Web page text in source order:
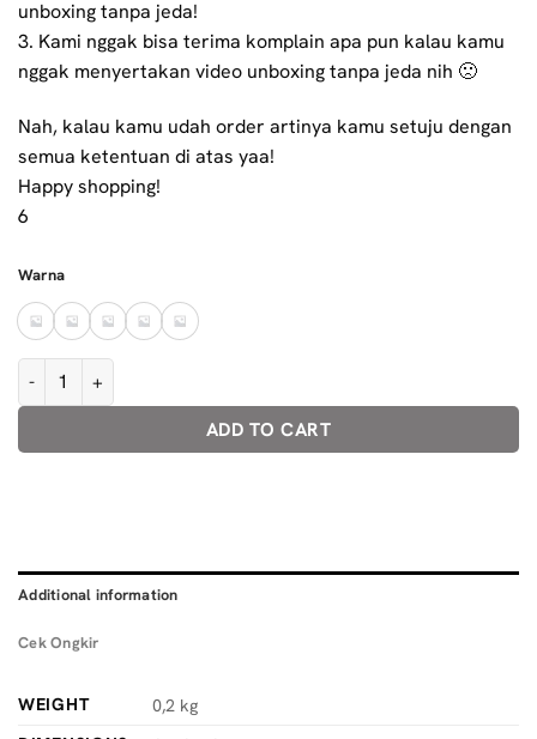
unboxing tanpa jeda!
3. Kami nggak bisa terima komplain apa pun kalau kamu
nggak menyertakan video unboxing tanpa jeda nih 🙁
Nah, kalau kamu udah order artinya kamu setuju dengan
semua ketentuan di atas yaa!
Happy shopping!
6
Warna
heykama - Frame Kacamata Suwa ( Oval Semi Cat Eye ) quantity
ADD TO CART
Additional information
Cek Ongkir
WEIGHT
0,2 kg